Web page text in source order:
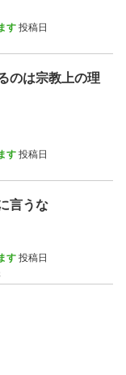
す 投稿日
のは宗教上の理
す 投稿日
言うな
す 投稿日